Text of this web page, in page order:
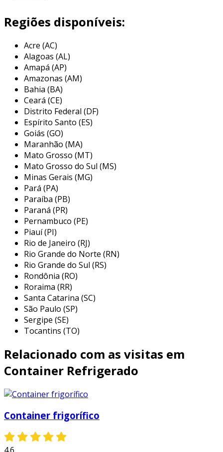
independentemente das condições externas.
os furgões refrigerados atendem a normas
específicas de segurança e higienização,
fundamentais para o transporte de itens como
carnes, laticínios e produtos farmacêuticos. o
uso desse tipo de veículo é essencial para
empresas que precisam manter a qualidade e a
integridade das suas mercadorias durante o
transporte.
principais aplicações do furgão
refrigerado
os furgões refrigerados são amplamente
utilizados em diversas indústrias e setores,
oferecendo uma solução prática e eficiente
para o transporte de produtos que exigem
temperaturas controladas. entre as principais
aplicações, destacam-se os seguintes
segmentos:
alimentação:transportam alimentos
perecíveis como frutas, verduras, carnes e
laticínios, garantindo que cheguem
frescos e com qualidade ao consumidor
final.
transporte de medicamentos e vacinas,
que necessitam de condições específicas
de temperatura para manter sua eficácia.
eventos e catering:
pratos e ingredientes que precisam ser
momento do consumo.
Regiões disponíveis:
Acre (AC)
Alagoas (AL)
Amapá (AP)
Amazonas (AM)
Bahia (BA)
Ceará (CE)
Distrito Federal (DF)
Espírito Santo (ES)
Goiás (GO)
Maranhão (MA)
Mato Grosso (MT)
Mato Grosso do Sul (MS)
Minas Gerais (MG)
Pará (PA)
Paraíba (PB)
Paraná (PR)
Pernambuco (PE)
Piauí (PI)
Rio de Janeiro (RJ)
Rio Grande do Norte (RN)
Rio Grande do Sul (RS)
Rondônia (RO)
Roraima (RR)
Santa Catarina (SC)
São Paulo (SP)
Sergipe (SE)
Tocantins (TO)
Relacionado com as visitas em
Container Refrigerado
Container frigorífico